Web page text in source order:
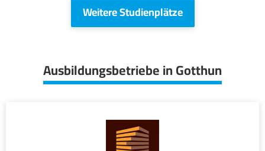
Weitere Studienplätze
Ausbildungsbetriebe in Gotthun